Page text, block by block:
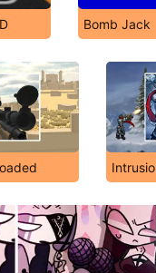
Bomb Jack